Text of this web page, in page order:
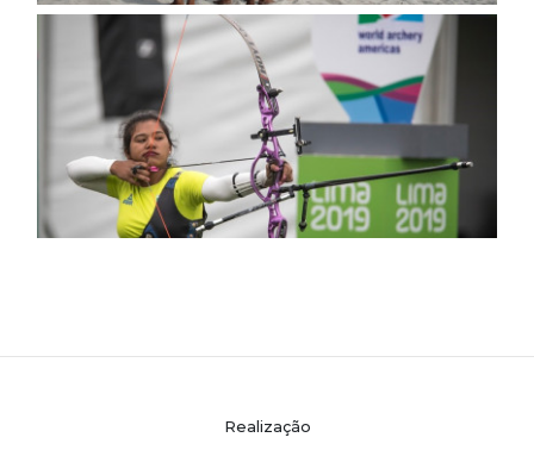
Realização